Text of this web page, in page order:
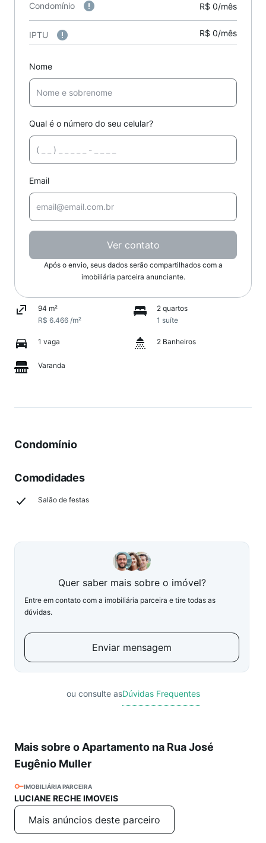
Condomínio R$ 0/mês
IPTU R$ 0/mês
Nome
Qual é o número do seu celular?
Email
Ver contato
Após o envio, seus dados serão compartilhados com a
imobiliária parceira anunciante.
94 m²
R$ 6.466 /m²
2 quartos
1 suíte
1 vaga 2 Banheiros
Varanda
Condomínio
Comodidades
Salão de festas
Quer saber mais sobre o imóvel?
Entre em contato com a imobiliária parceira e tire todas as
dúvidas.
Enviar mensagem
ou consulte asDúvidas Frequentes
Mais sobre o Apartamento na Rua José
Eugênio Muller
IMOBILIÁRIA PARCEIRA
LUCIANE RECHE IMOVEIS
Mais anúncios deste parceiro